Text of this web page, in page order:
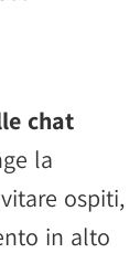
chat
la
ospiti,
in alto